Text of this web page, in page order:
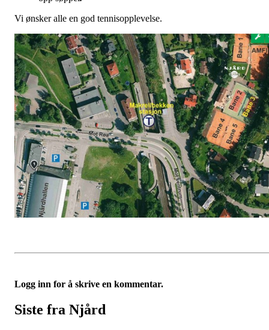
Vi ønsker alle en god tennisopplevelse.
Logg inn for å skrive en kommentar.
Siste fra Njård